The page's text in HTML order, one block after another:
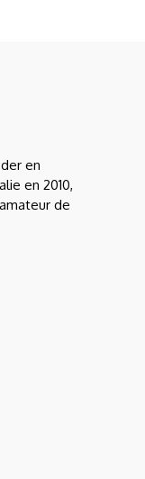
en
en 2010,
de